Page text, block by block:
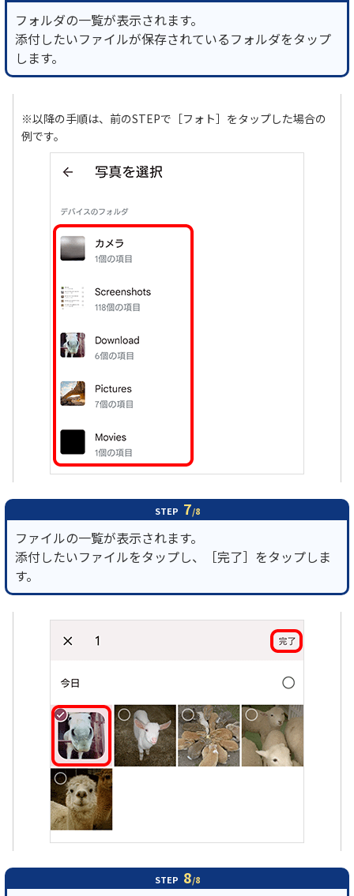
フォルダの一覧が表示されます。
添付したいファイルが保存されているフォルダをタップ
します。
※以降の手順は、前のSTEPで［フォト］をタップした場合の
例です。
STEP 7/8
ファイルの一覧が表示されます。
添付したいファイルをタップし、［完了］をタップしま
す。
STEP 8/8